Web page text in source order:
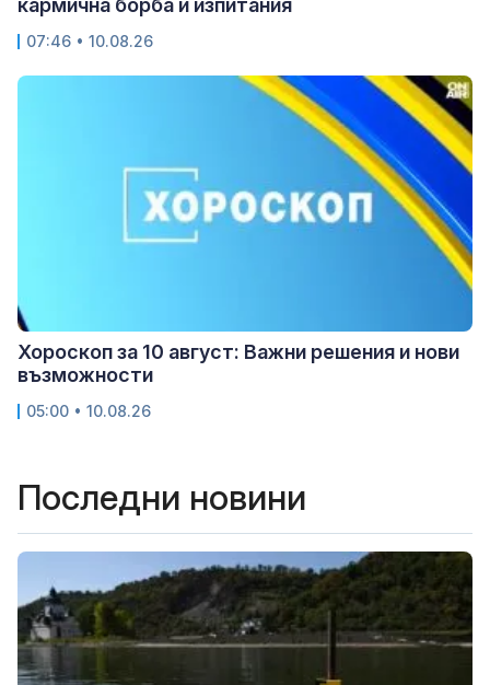
кармична борба и изпитания
07:46 • 10.08.26
Хороскоп за 10 август: Важни решения и нови
възможности
05:00 • 10.08.26
Последни новини